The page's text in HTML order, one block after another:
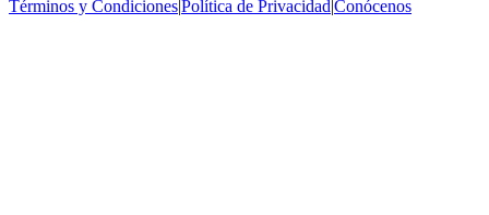
Términos y Condiciones|Política de Privacidad|Conócenos